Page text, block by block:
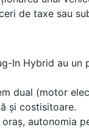
de taxe sau
In Hybrid au un
dual (motor
și costisitoare.
autonomia